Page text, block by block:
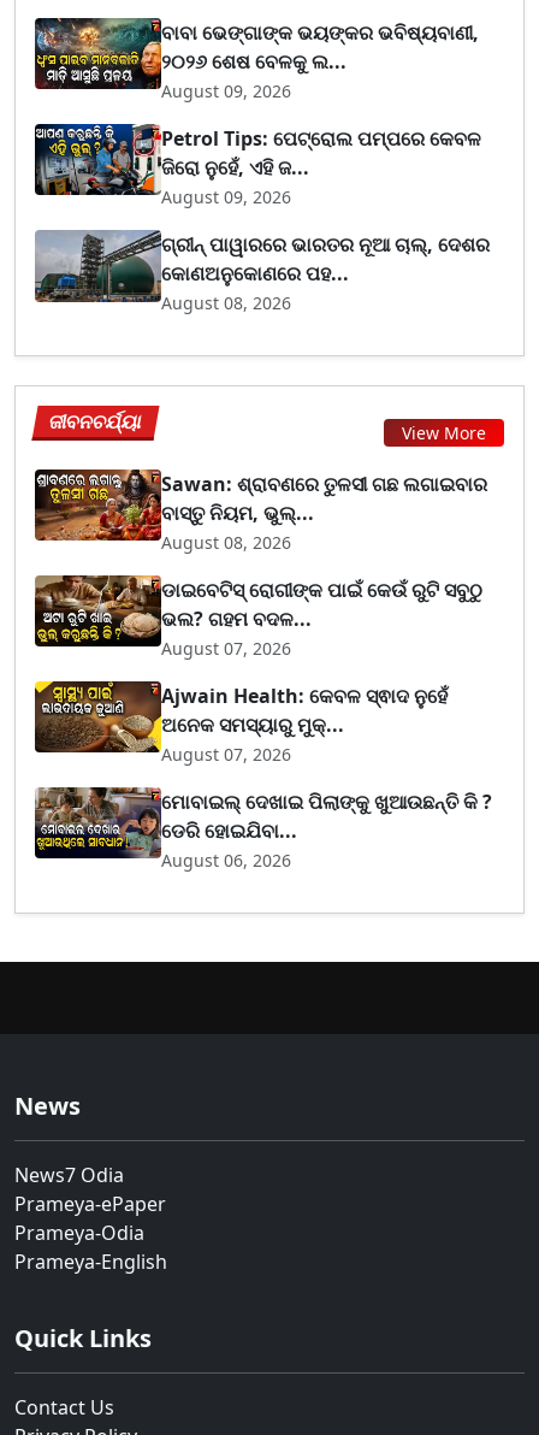
ବାବା ଭେଙ୍ଗାଙ୍କ ଭୟଙ୍କର ଭବିଷ୍ୟବାଣୀ,
୨୦୨୬ ଶେଷ ବେଳକୁ ଲ...
August 09, 2026
Petrol Tips: ପେଟ୍ରୋଲ ପମ୍ପରେ କେବଳ
ଜିରୋ ନୁହେଁ, ଏହି ଜ...
August 09, 2026
ଗ୍ରୀନ୍ ପାୱାରରେ ଭାରତର ନୂଆ ଚାଲ୍, ଦେଶର
କୋଣଅନୁକୋଣରେ ପହ...
August 08, 2026
ଜୀବନଚର୍ଯ୍ୟା View More
Sawan: ଶ୍ରାବଣରେ ତୁଳସୀ ଗଛ ଲଗାଇବାର
ବାସ୍ତୁ ନିୟମ, ଭୁଲ୍...
August 08, 2026
ଡାଇବେଟିସ୍ ରୋଗୀଙ୍କ ପାଇଁ କେଉଁ ରୁଟି ସବୁଠୁ
ଭଲ? ଗହମ ବଦଳ...
August 07, 2026
Ajwain Health: କେବଳ ସ୍ଵାଦ ନୁହେଁ
ଅନେକ ସମସ୍ୟାରୁ ମୁକ୍...
August 07, 2026
ମୋବାଇଲ୍ ଦେଖାଇ ପିଲାଙ୍କୁ ଖୁଆଉଛନ୍ତି କି ?
ଡେରି ହୋଇଯିବା...
August 06, 2026
News
News7 Odia
Prameya-ePaper
Prameya-Odia
Prameya-English
Quick Links
Contact Us